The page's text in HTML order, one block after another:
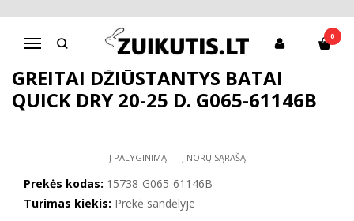
Navigacija
0
Pagrindinis
D.D.Step batai berniukams
Greitai džiūstantys batai Quick dry 20-25 d. G065-61146B
GREITAI DŽIŪSTANTYS BATAI
QUICK DRY 20-25 D. G065-61146B
Į PALYGINIMĄ Į NORŲ SĄRAŠĄ
Prekės kodas: 15738-G065-61146B
Turimas kiekis: Prekė sandėlyje